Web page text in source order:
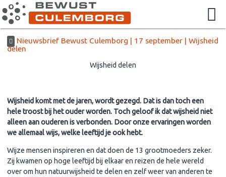
Nieuwsbrief Bewust Culemborg | 17 september | Wijsheid
delen
Wijsheid delen
Wijsheid komt met de jaren, wordt gezegd. Dat is dan toch een
hele troost bij het ouder worden. Toch geloof ik dat wijsheid niet
alleen aan ouderen is verbonden. Door onze ervaringen worden
we allemaal wijs, welke leeftijd je ook hebt.
Wijze mensen inspireren en dat doen de 13 grootmoeders zeker.
Zij kwamen op hoge leeftijd bij elkaar en reizen de hele wereld
over om hun natuurwijsheid te delen en zelf weer van anderen te